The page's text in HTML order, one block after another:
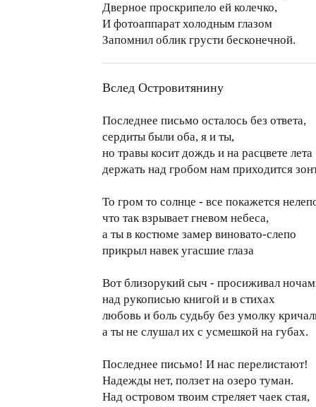
Дверное проскрипело ей колечко,
И фотоаппарат холодным глазом
Запомнил облик грусти бесконечной.
Вслед Островитянину
Последнее письмо осталось без ответа,
сердиты были оба, я и ты,
но травы косит дождь и на расцвете лета
держать над гробом нам приходится
То гром то солнце - все покажется
что так взрывает гневом небеса,
а ты в костюме замер виновато-слепо
прикрыл навек угасшие глаза
Вот близорукий сыч - просиживал
над рукописью книгой и в стихах
любовь и боль судьбу без умолку
а ты не слушал их с усмешкой на губах.
Последнее письмо! И нас перелистают!
Надежды нет, ползет на озеро туман.
Над островом твоим стреляет чаек стая,